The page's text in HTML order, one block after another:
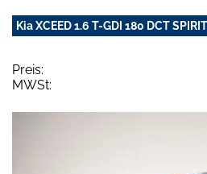
Kia XCEED 1.6 T-GDI 180 DCT
Preis:
MWSt: